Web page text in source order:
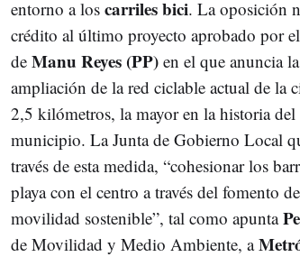
entorno a los carriles bici. La oposición
crédito al último proyecto aprobado por
de Manu Reyes (PP) en el que anuncia la
ampliación de la red ciclable actual de la
2,5 kilómetros, la mayor en la historia del
municipio. La Junta de Gobierno Local
través de esta medida, “cohesionar los
playa con el centro a través del fomento
movilidad sostenible”, tal como apunta
de Movilidad y Medio Ambiente, a